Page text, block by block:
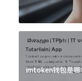
imtoken钱包是哪